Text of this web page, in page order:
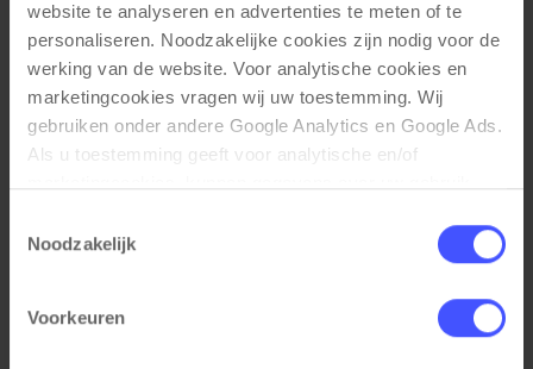
website te analyseren en advertenties te meten of te
personaliseren. Noodzakelijke cookies zijn nodig voor de
werking van de website. Voor analytische cookies en
marketingcookies vragen wij uw toestemming. Wij
gebruiken onder andere Google Analytics en Google Ads.
Als u toestemming geeft voor analytische en/of
analyse, advertentiemeting, remarketing en
campagneoptimalisatie. Meer informatie vindt u in onze
privacyverklaring en cookieverklaring op onze website.
Daar leest u ook hoe Google gegevens verwerkt wanneer
Noodzakelijk
Voorkeuren
Afmetingen:Beschikbare bureaubladen maten:
120x80,140x80,160x80,180x80 cm
Hoogte bureau: 65 - 130 cm
Garantie:5 jaar
Gerelateerde producten